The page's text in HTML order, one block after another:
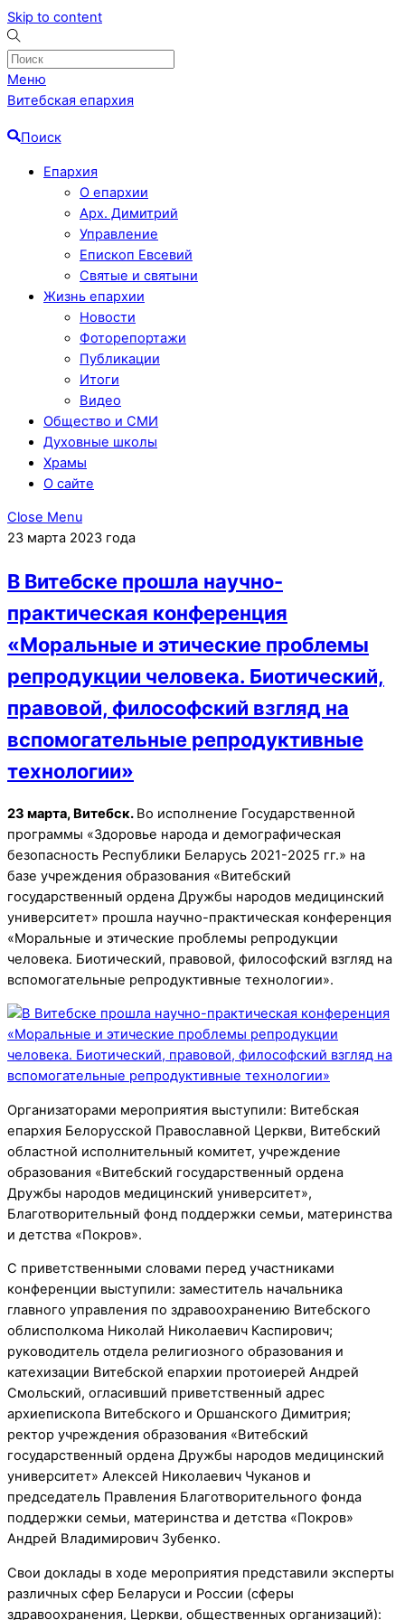
Skip to content
Меню
Витебская епархия
Поиск
Епархия
О епархии
Арх. Димитрий
Управление
Епископ Евсевий
Святые и святыни
Жизнь епархии
Новости
Фоторепортажи
Публикации
Итоги
Видео
Общество и СМИ
Духовные школы
Храмы
О сайте
Close Menu
23 марта 2023 года
В Витебске прошла научно-
практическая конференция
«Моральные и этические проблемы
репродукции человека. Биотический,
правовой, философский взгляд на
вспомогательные репродуктивные
технологии»
23 марта, Витебск. Во исполнение Государственной
программы «Здоровье народа и демографическая
безопасность Республики Беларусь 2021-2025 гг.» на
базе учреждения образования «Витебский
государственный ордена Дружбы народов медицинский
университет» прошла научно-практическая конференция
«Моральные и этические проблемы репродукции
человека. Биотический, правовой, философский взгляд на
вспомогательные репродуктивные технологии».
Организаторами мероприятия выступили: Витебская
епархия Белорусской Православной Церкви, Витебский
областной исполнительный комитет, учреждение
образования «Витебский государственный ордена
Дружбы народов медицинский университет»,
Благотворительный фонд поддержки семьи, материнства
и детства «Покров».
С приветственными словами перед участниками
конференции выступили: заместитель начальника
главного управления по здравоохранению Витебского
облисполкома Николай Николаевич Каспирович;
руководитель отдела религиозного образования и
катехизации Витебской епархии протоиерей Андрей
Смольский, огласивший приветственный адрес
архиепископа Витебского и Оршанского Димитрия;
ректор учреждения образования «Витебский
государственный ордена Дружбы народов медицинский
университет» Алексей Николаевич Чуканов и
председатель Правления Благотворительного фонда
поддержки семьи, материнства и детства «Покров»
Андрей Владимирович Зубенко.
Свои доклады в ходе мероприятия представили эксперты
различных сфер Беларуси и России (сферы
здравоохранения, Церкви, общественных организаций):